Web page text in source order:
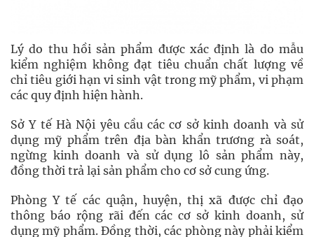
Lý do thu hồi sản phẩm được xác định là do mẫu
kiểm nghiệm không đạt tiêu chuẩn chất lượng về
chỉ tiêu giới hạn vi sinh vật trong mỹ phẩm, vi phạm
các quy định hiện hành.
Sở Y tế Hà Nội yêu cầu các cơ sở kinh doanh và sử
dụng mỹ phẩm trên địa bàn khẩn trương rà soát,
ngừng kinh doanh và sử dụng lô sản phẩm này,
đồng thời trả lại sản phẩm cho cơ sở cung ứng.
Phòng Y tế các quận, huyện, thị xã được chỉ đạo
thông báo rộng rãi đến các cơ sở kinh doanh, sử
dụng mỹ phẩm. Đồng thời, các phòng này phải kiểm